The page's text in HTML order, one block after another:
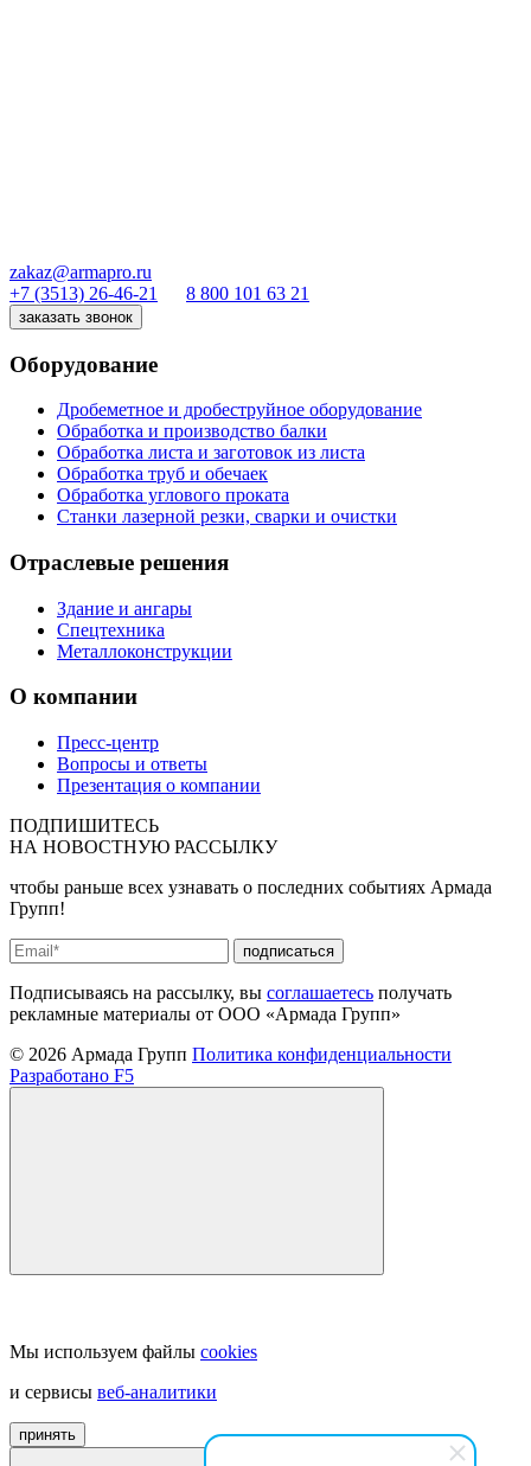
zakaz@armapro.ru
+7 (3513) 26-46-21
8 800 101 63 21
заказать звонок
Оборудование
Дробеметное и дробеструйное оборудование
Обработка и производство балки
Обработка листа и заготовок из листа
Обработка труб и обечаек
Обработка углового проката
Станки лазерной резки, сварки и очистки
Отраслевые решения
Здание и ангары
Спецтехника
Металлоконструкции
О компании
Пресс-центр
Вопросы и ответы
Презентация о компании
ПОДПИШИТЕСЬ
НА НОВОСТНУЮ РАССЫЛКУ
чтобы раньше всех узнавать о последних событиях Армада
Групп!
подписаться
Подписываясь на рассылку, вы соглашаетесь получать
рекламные материалы от ООО «Армада Групп»
© 2026 Армада Групп Политика конфиденциальности
Разработано F5
Мы используем файлы cookies
и сервисы веб-аналитики
принять